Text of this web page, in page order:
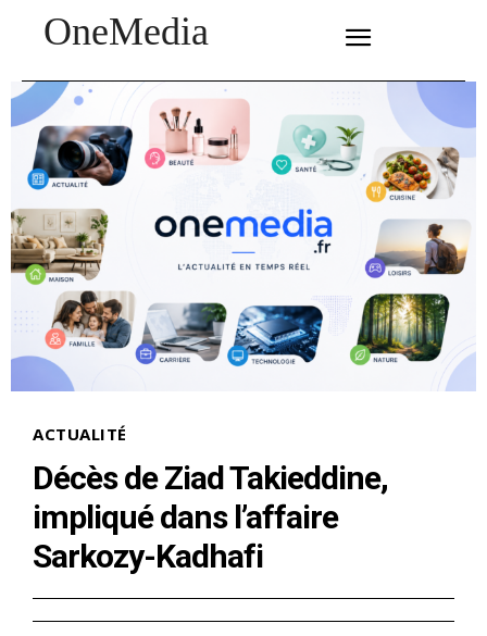
OneMedia
ACTUALITÉ
Décès de Ziad Takieddine,
impliqué dans l’affaire
Sarkozy-Kadhafi